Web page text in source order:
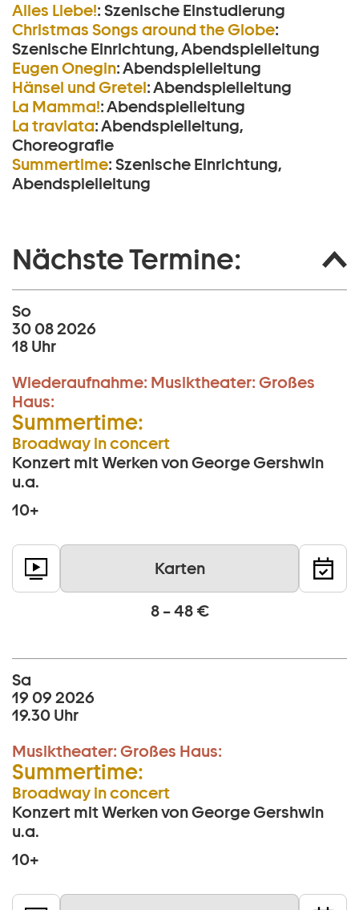
Alles Liebe!: Szenische Einstudierung
Christmas Songs around the Globe:
Szenische Einrichtung, Abendspielleitung
Eugen Onegin:Abendspielleitung
Hänsel und Gretel:Abendspielleitung
La Mamma!:Abendspielleitung
La traviata:Abendspielleitung,
Choreografie
Summertime: Szenische Einrichtung,
Abendspielleitung
Nächste Termine:
So
30 08 2026
18 Uhr
Wiederaufnahme: Musiktheater: Großes
Haus:
Summertime:
Broadway in concert
Konzert mit Werken von George Gershwin
u.a.
10+
Karten
8 – 48 €
Sa
19 09 2026
19.30 Uhr
Musiktheater: Großes Haus:
Summertime:
Broadway in concert
Konzert mit Werken von George Gershwin
u.a.
10+